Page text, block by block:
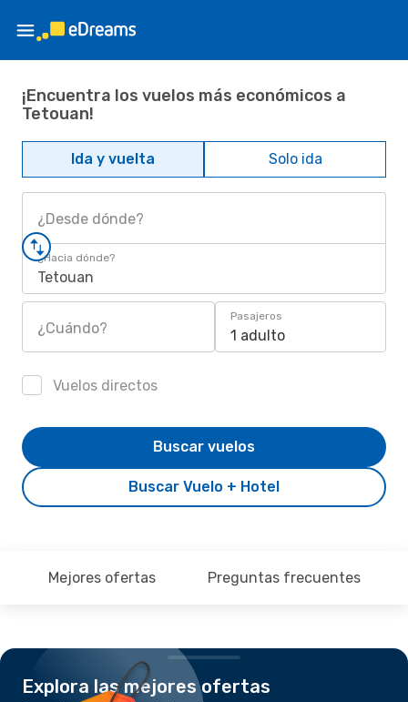
¡Encuentra los vuelos más económicos a
Tetouan!
Ida y vuelta Solo ida
¿Desde dónde?
¿Hacia dónde?
Tetouan
¿Cuándo?
Pasajeros
1 adulto
Vuelos directos
Buscar Vuelo + Hotel
Buscar vuelos
Mejores ofertas Preguntas frecuentes
Explora las mejores ofertas